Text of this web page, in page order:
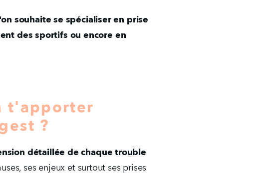
souhaite se spécialiser en prise
des sportifs ou encore en
t'apporter
?
détaillée de chaque trouble
ses enjeux et surtout ses prises